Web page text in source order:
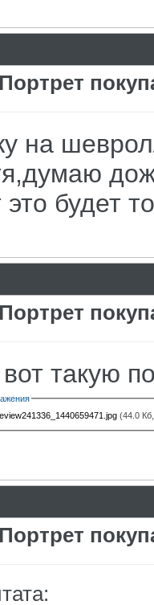
на
это будет
такую
(44.0